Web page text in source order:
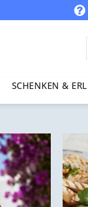
SCHENKEN &